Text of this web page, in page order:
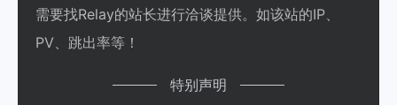
需要找Relay的站长进行洽谈提供。如该站的IP、
PV、跳出率等！
特别声明